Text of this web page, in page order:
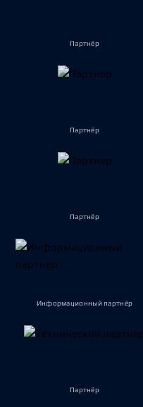
Партнёр
Партнёр
Партнёр
Информационный партнёр
Партнёр